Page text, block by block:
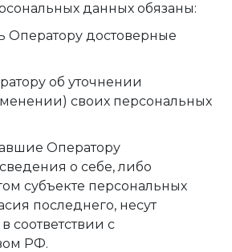
данных обязаны:
Оператору достоверные
об уточнении
своих персональных
Оператору
о себе, либо
субъекте персональных
последнего, несут
соответствии с
РФ.